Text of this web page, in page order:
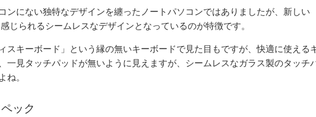
ンにない独特なデザインを纏ったノートパソコンではありましたが、新しい
じられるシームレスなデザインとなっているのが特徴です。
スキーボード」という縁の無いキーボードで見た目もですが、快適に使える
一見タッチパッドが無いように見えますが、シームレスなガラス製のタッチ
ね。
ック